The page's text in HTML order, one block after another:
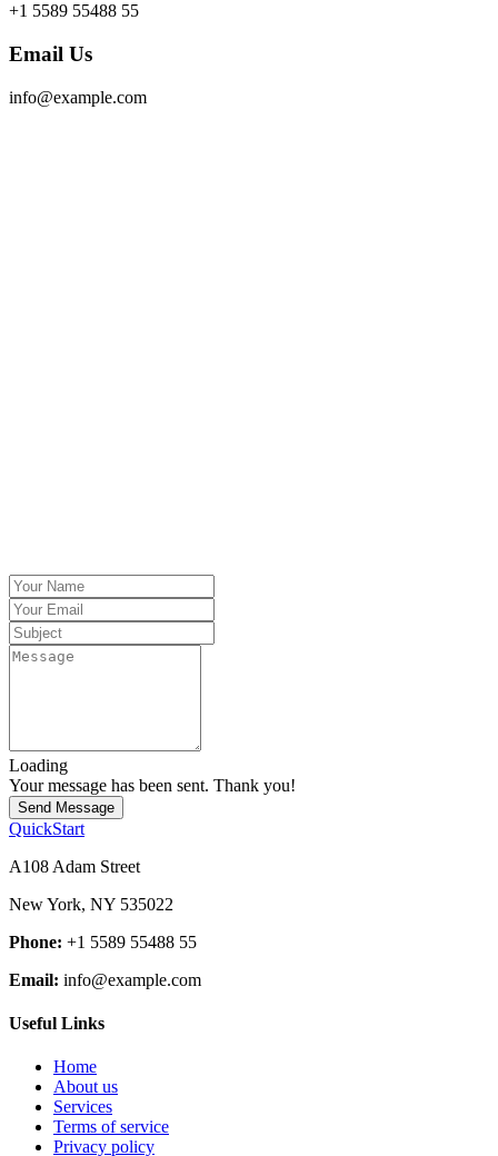
+1 5589 55488 55
Email Us
info@example.com
Loading
Your message has been sent. Thank you!
Send Message
QuickStart
A108 Adam Street
New York, NY 535022
Phone: +1 5589 55488 55
Email: info@example.com
Useful Links
Home
About us
Services
Terms of service
Privacy policy